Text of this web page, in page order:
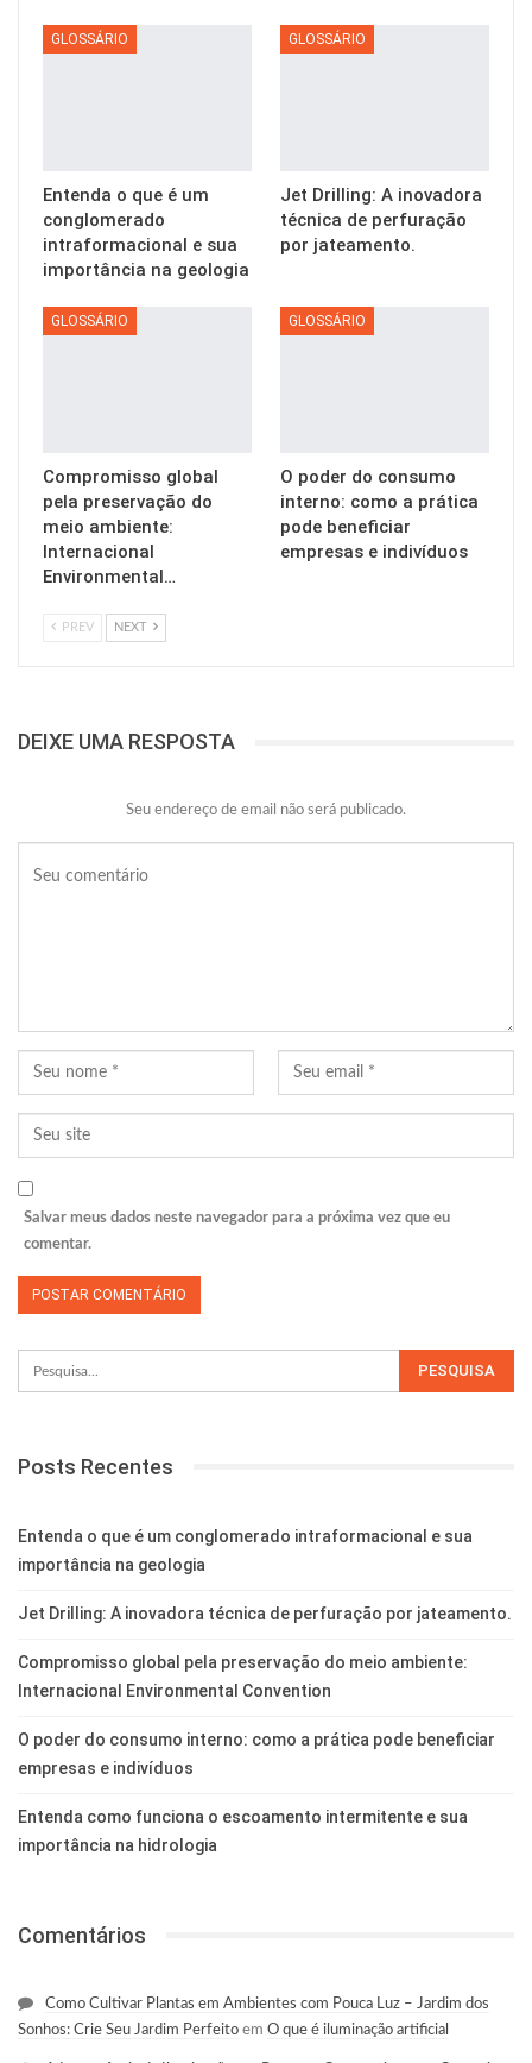
GLOSSÁRIO
Entenda o que é um
conglomerado
intraformacional e sua
importância na geologia
GLOSSÁRIO
Jet Drilling: A inovadora
técnica de perfuração
por jateamento.
GLOSSÁRIO
Compromisso global
pela preservação do
meio ambiente:
Internacional
Environmental…
GLOSSÁRIO
O poder do consumo
interno: como a prática
pode beneficiar
empresas e indivíduos
PREV NEXT
DEIXE UMA RESPOSTA
Seu endereço de email não será publicado.
Salvar meus dados neste navegador para a próxima vez que eu
comentar.
Posts Recentes
Entenda o que é um conglomerado intraformacional e sua
importância na geologia
Jet Drilling: A inovadora técnica de perfuração por jateamento.
Compromisso global pela preservação do meio ambiente:
Internacional Environmental Convention
O poder do consumo interno: como a prática pode beneficiar
empresas e indivíduos
Entenda como funciona o escoamento intermitente e sua
importância na hidrologia
Comentários
Como Cultivar Plantas em Ambientes com Pouca Luz – Jardim dos
Sonhos: Crie Seu Jardim Perfeito em O que é iluminação artificial